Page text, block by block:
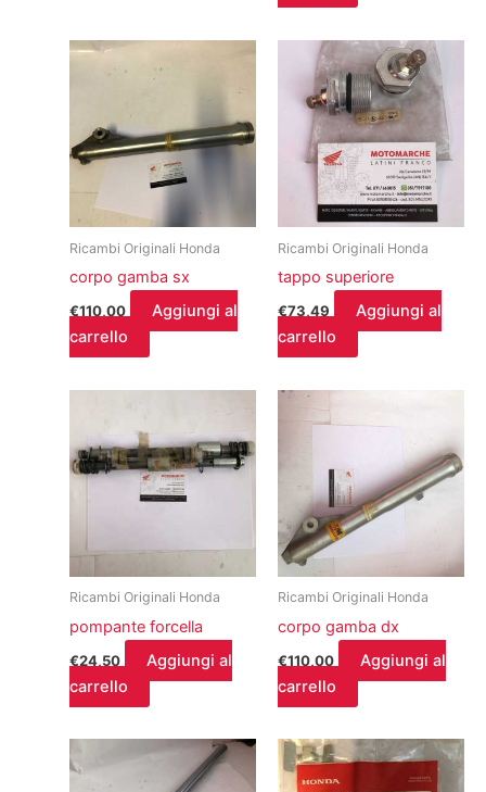
Ricambi Originali Honda
corpo gamba sx
€110,00
Aggiungi al
carrello
Ricambi Originali Honda
tappo superiore
€73,49
Aggiungi al
carrello
Ricambi Originali Honda
pompante forcella
€24,50
Aggiungi al
carrello
Ricambi Originali Honda
corpo gamba dx
€110,00
Aggiungi al
carrello